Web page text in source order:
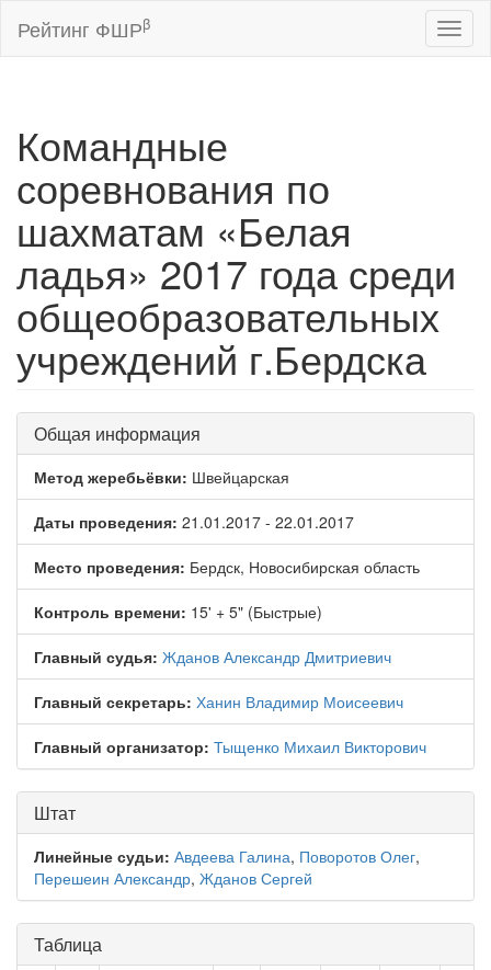
Рейтинг ФШРβ
Командные
соревнования по
шахматам «Белая
ладья» 2017 года среди
общеобразовательных
учреждений г.Бердска
Общая информация
Метод жеребьёвки: Швейцарская
Даты проведения: 21.01.2017 - 22.01.2017
Место проведения: Бердск, Новосибирская область
Контроль времени: 15' + 5" (Быстрые)
Главный судья: Жданов Александр Дмитриевич
Главный секретарь: Ханин Владимир Моисеевич
Главный организатор: Тыщенко Михаил Викторович
Штат
Линейные судьи: Авдеева Галина, Поворотов Олег,
Перешеин Александр, Жданов Сергей
Таблица